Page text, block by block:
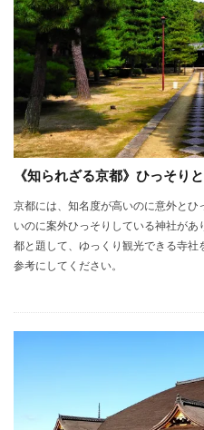
《知られざる京都》ひっそり
京都には、知名度が高いのに意外とひ
いのに案外ひっそりしている神社が
都と題して、ゆっくり観光できる寺社
参考にしてください。